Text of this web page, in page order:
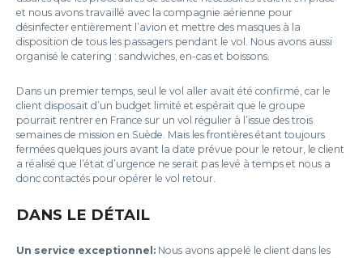
et nous avons travaillé avec la compagnie aérienne pour
désinfecter entièrement l’avion et mettre des masques à la
disposition de tous les passagers pendant le vol. Nous avons aussi
organisé le catering : sandwiches, en-cas et boissons.
Dans un premier temps, seul le vol aller avait été confirmé, car le
client disposait d’un budget limité et espérait que le groupe
pourrait rentrer en France sur un vol régulier à l’issue des trois
semaines de mission en Suède. Mais les frontières étant toujours
fermées quelques jours avant la date prévue pour le retour, le client
a réalisé que l’état d’urgence ne serait pas levé à temps et nous a
donc contactés pour opérer le vol retour.
DANS LE DÉTAIL
Un service exceptionnel: Nous avons appelé le client dans les